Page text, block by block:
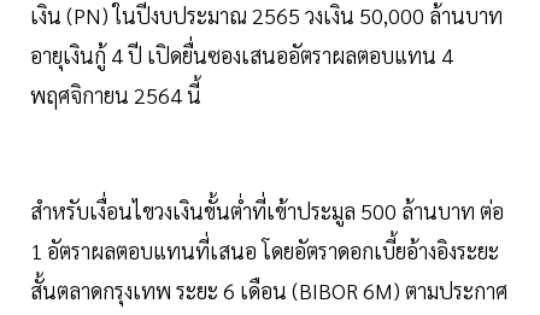
เงิน (PN) ในปีงบประมาณ 2565 วงเงิน 50,000 ล้านบาท
อายุเงินกู้ 4 ปี เปิดยื่นซองเสนออัตราผลตอบแทน 4
พฤศจิกายน 2564 นี้
สำหรับเงื่อนไขวงเงินขั้นต่ำที่เข้าประมูล 500 ล้านบาท ต่อ
1 อัตราผลตอบแทนที่เสนอ โดยอัตราดอกเบี้ยอ้างอิงระยะ
สั้นตลาดกรุงเทพ ระยะ 6 เดือน (BIBOR 6M) ตามประกาศ